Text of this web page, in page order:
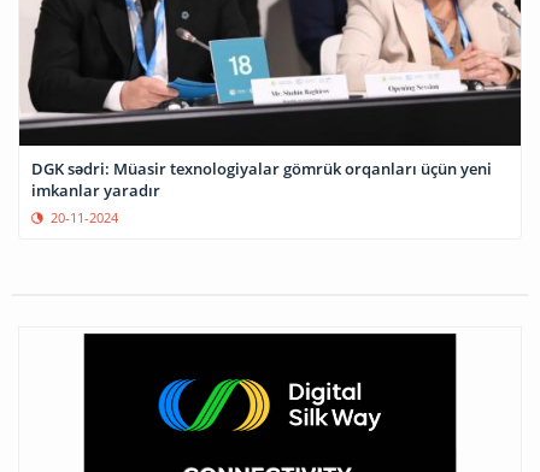
DGK sədri: Müasir texnologiyalar gömrük orqanları üçün yeni
imkanlar yaradır
20-11-2024